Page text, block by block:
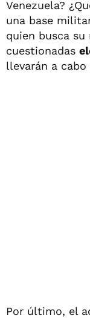
Venezuela?
una base
quien busca
cuestionadas
llevarán a
Por último, el